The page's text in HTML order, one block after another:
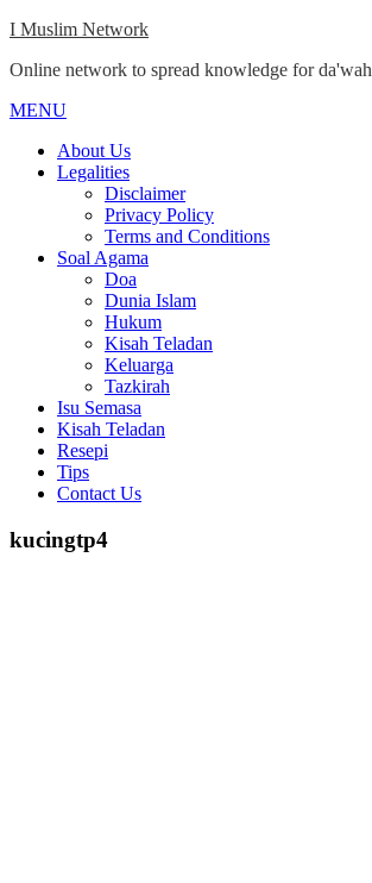
Skip
content
I Muslim Network
Online network to spread knowledge for da'wah
MENU
Menu
About Us
Legalities
Disclaimer
Privacy Policy
Terms and Conditions
Soal Agama
Doa
Dunia Islam
Hukum
Kisah Teladan
Keluarga
Tazkirah
Isu Semasa
Kisah Teladan
Resepi
Tips
Contact Us
kucingtp4